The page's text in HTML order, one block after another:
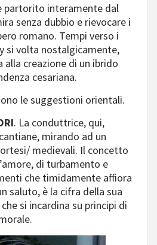
partorito interamente dal
senza dubbio e rievocare i
romano. Tempi verso i
si volta nostalgicamente,
alla creazione di un ibrido
cesariana.
le suggestioni orientali.
. La conduttrice, qui,
mirando ad un
medievali. Il concetto
di turbamento e
che timidamente affiora
saluto, è la cifra della sua
si incardina su principi di